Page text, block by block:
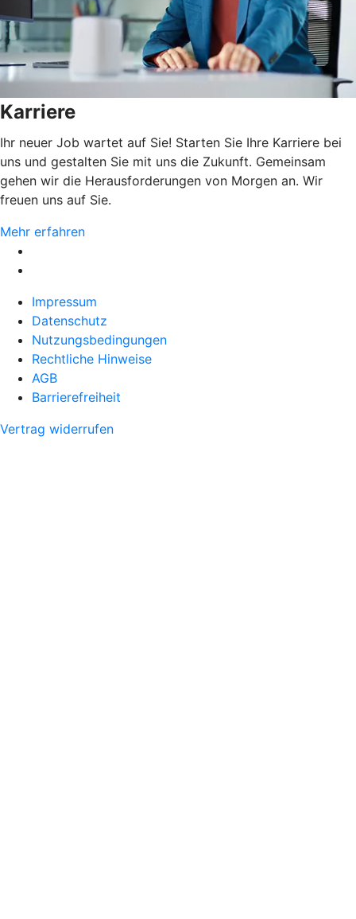
Karriere
Ihr neuer Job wartet auf Sie! Starten Sie Ihre Karriere bei
uns und gestalten Sie mit uns die Zukunft. Gemeinsam
gehen wir die Herausforderungen von Morgen an. Wir
freuen uns auf Sie.
Mehr erfahren
Impressum
Datenschutz
Nutzungsbedingungen
Rechtliche Hinweise
AGB
Barrierefreiheit
Vertrag widerrufen